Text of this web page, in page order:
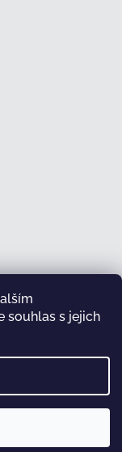
souhlas s jejich